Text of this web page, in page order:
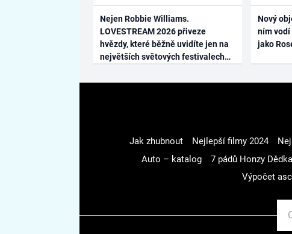
Nejen Robbie Williams.
LOVESTREAM 2026 přiveze
hvězdy, které běžně uvidíte jen na
největších světových festivalech
Nový
ním vodí
jako
Jak zhubnout Nejlepší filmy 2024
Auto – katalog
7 pádů Honzy Dědka
Výpočet